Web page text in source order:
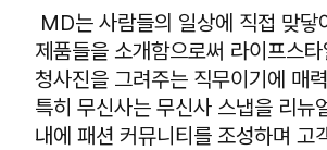
MD는 사람들의 일상에 직접 맞닿
제품들을 소개함으로써 라이프스
청사진을 그려주는 직무이기에 매
특히 무신사는 무신사 스냅을 리뉴
내에 패션 커뮤니티를 조성하며 고